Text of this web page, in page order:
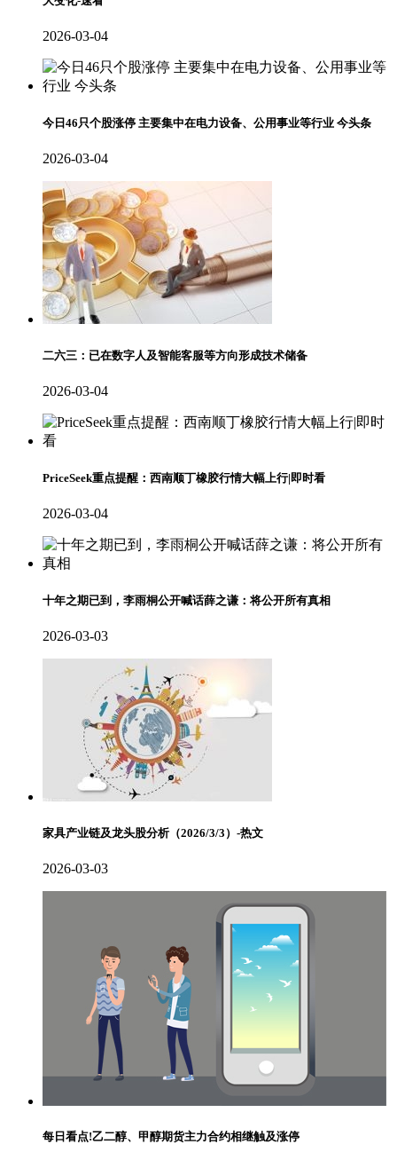
2026-03-04
今日46只个股涨停 主要集中在电力设备、公用事业等行业 今头条
2026-03-04
二六三：已在数字人及智能客服等方向形成技术储备
2026-03-04
PriceSeek重点提醒：西南顺丁橡胶行情大幅上行|即时看
2026-03-04
十年之期已到，李雨桐公开喊话薛之谦：将公开所有真相
2026-03-03
家具产业链及龙头股分析（2026/3/3）-热文
2026-03-03
每日看点!乙二醇、甲醇期货主力合约相继触及涨停